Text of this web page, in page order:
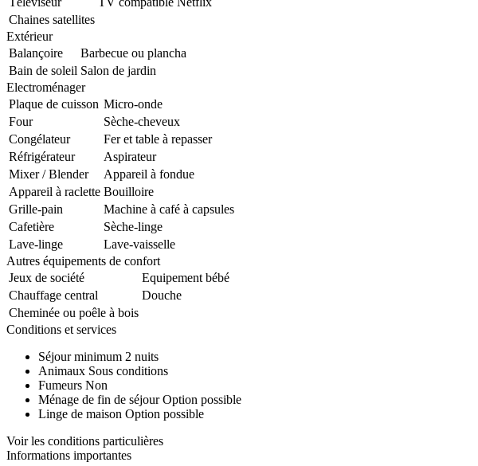
Chaines satellites
Extérieur
Balançoire
Barbecue ou plancha
Bain de soleil Salon de jardin
Electroménager
Plaque de cuisson Micro-onde
Four
Sèche-cheveux
Congélateur
Fer et table à repasser
Réfrigérateur
Aspirateur
Mixer / Blender
Appareil à fondue
Appareil à raclette Bouilloire
Grille-pain
Machine à café à capsules
Cafetière
Sèche-linge
Lave-linge
Lave-vaisselle
Autres équipements de confort
Jeux de société
Equipement bébé
Chauffage central
Douche
Cheminée ou poêle à bois
Conditions et services
Séjour minimum 2 nuits
Animaux Sous conditions
Fumeurs Non
Ménage de fin de séjour Option possible
Linge de maison Option possible
Voir les conditions particulières
Informations importantes